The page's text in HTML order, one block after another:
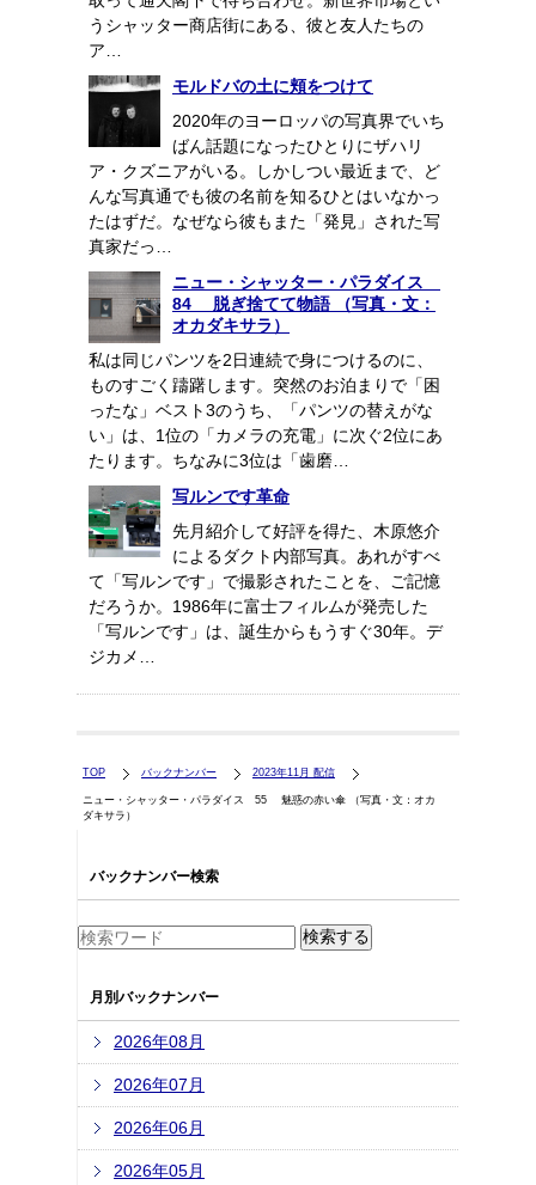
うシャッター商店街にある、彼と友人たちの
ア…
モルドバの土に頬をつけて
2020年のヨーロッパの写真界でいち
ばん話題になったひとりにザハリ
ア・クズニアがいる。しかしつい最近まで、ど
んな写真通でも彼の名前を知るひとはいなかっ
たはずだ。なぜなら彼もまた「発見」された写
真家だっ…
ニュー・シャッター・パラダイス
84 脱ぎ捨てて物語 （写真・文：
オカダキサラ）
私は同じパンツを2日連続で身につけるのに、
ものすごく躊躇します。突然のお泊まりで「困
ったな」ベスト3のうち、「パンツの替えがな
い」は、1位の「カメラの充電」に次ぐ2位にあ
たります。ちなみに3位は「歯磨…
写ルンです革命
先月紹介して好評を得た、木原悠介
によるダクト内部写真。あれがすべ
て「写ルンです」で撮影されたことを、ご記憶
だろうか。1986年に富士フィルムが発売した
「写ルンです」は、誕生からもうすぐ30年。デ
ジカメ…
TOP バックナンバー 2023年11月 配信
ニュー・シャッター・パラダイス 55 魅惑の赤い傘 （写真・文：オカ
ダキサラ）
バックナンバー検索
月別バックナンバー
2026年08月
2026年07月
2026年06月
2026年05月